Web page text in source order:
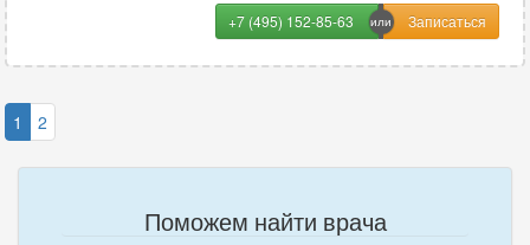
+7 (495) 152-85-63
1 2
Поможем найти врача